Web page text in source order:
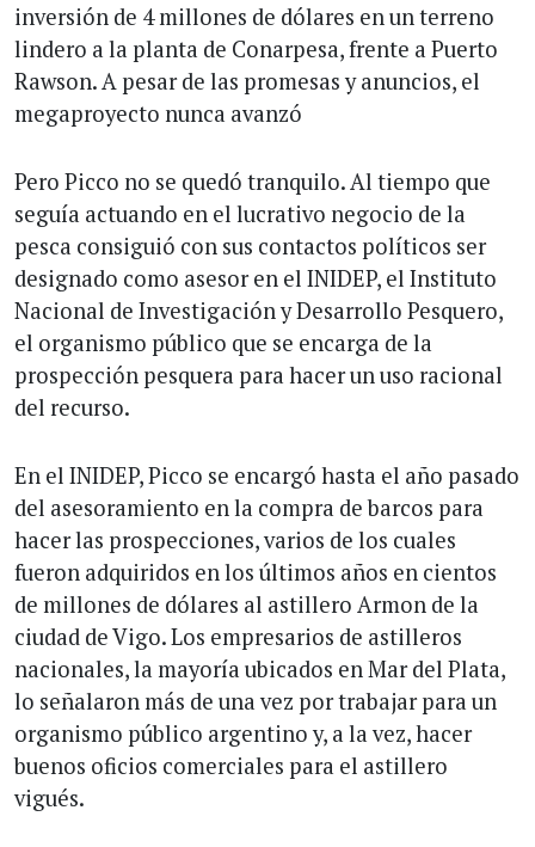
inversión de 4 millones de dólares en un terreno
lindero a la planta de Conarpesa, frente a Puerto
Rawson. A pesar de las promesas y anuncios, el
megaproyecto nunca avanzó
Pero Picco no se quedó tranquilo. Al tiempo que
seguía actuando en el lucrativo negocio de la
pesca consiguió con sus contactos políticos ser
designado como asesor en el INIDEP, el Instituto
Nacional de Investigación y Desarrollo Pesquero,
el organismo público que se encarga de la
prospección pesquera para hacer un uso racional
del recurso.
En el INIDEP, Picco se encargó hasta el año pasado
del asesoramiento en la compra de barcos para
hacer las prospecciones, varios de los cuales
fueron adquiridos en los últimos años en cientos
de millones de dólares al astillero Armon de la
ciudad de Vigo. Los empresarios de astilleros
nacionales, la mayoría ubicados en Mar del Plata,
lo señalaron más de una vez por trabajar para un
organismo público argentino y, a la vez, hacer
buenos oficios comerciales para el astillero
vigués.